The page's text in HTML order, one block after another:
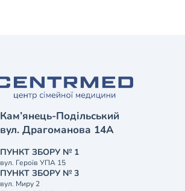
Кам’янець-Подільський
вул. Драгоманова 14А
ПУНКТ ЗБОРУ № 1
вул. Героїв УПА 15
ПУНКТ ЗБОРУ № 3
вул. Миру 2